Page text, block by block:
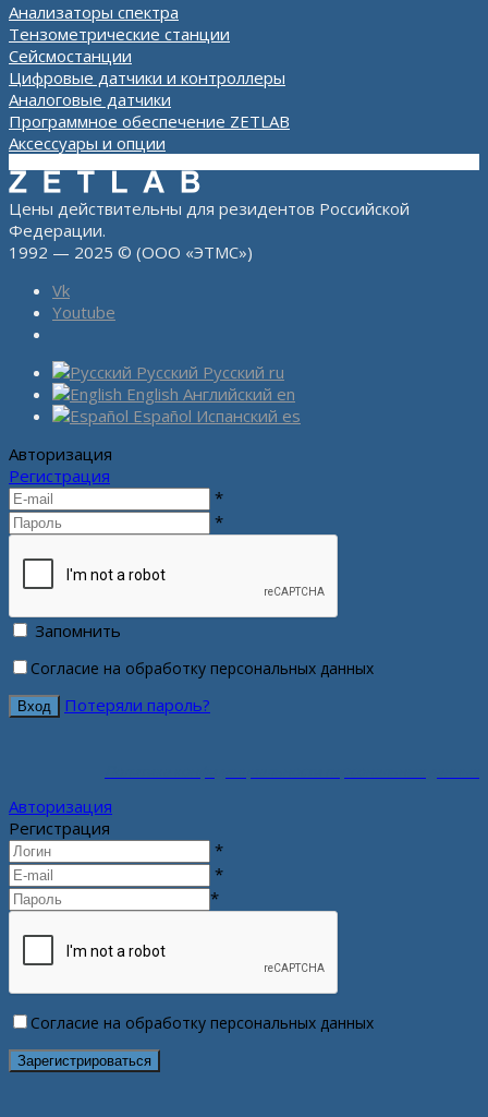
Анализаторы спектра
Тензометрические станции
Сейсмостанции
Цифровые датчики и контроллеры
Аналоговые датчики
Программное обеспечение ZETLAB
Аксессуары и опции
Цены действительны для резидентов Российской
Федерации.
1992 — 2025 © (ООО «ЭТМС»)
Vk
Youtube
Русский Русский ru
English Английский en
Español Испанский es
Авторизация
Регистрация
*
*
Запомнить
Согласие на обработку персональных данных
Потеряли пароль?
Авторизация
Регистрация
*
*
*
Согласие на обработку персональных данных